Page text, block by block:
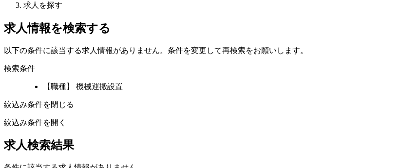
求人を探す
求人情報を検索する
以下の条件に該当する求人情報がありません。条件を変更して再検索をお願いします。
検索条件
【職種】 機械運搬設置
絞込み条件を閉じる
絞込み条件を開く
求人検索結果